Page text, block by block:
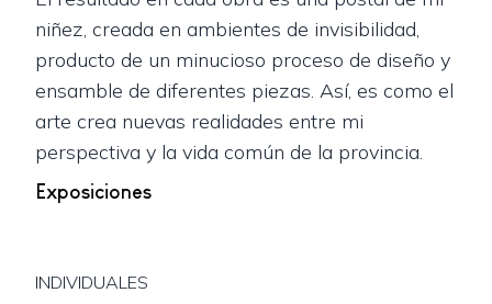
niñez, creada en ambientes de invisibilidad,
producto de un minucioso proceso de diseño y
ensamble de diferentes piezas. Así, es como el
arte crea nuevas realidades entre mi
perspectiva y la vida común de la provincia.
Exposiciones
INDIVIDUALES